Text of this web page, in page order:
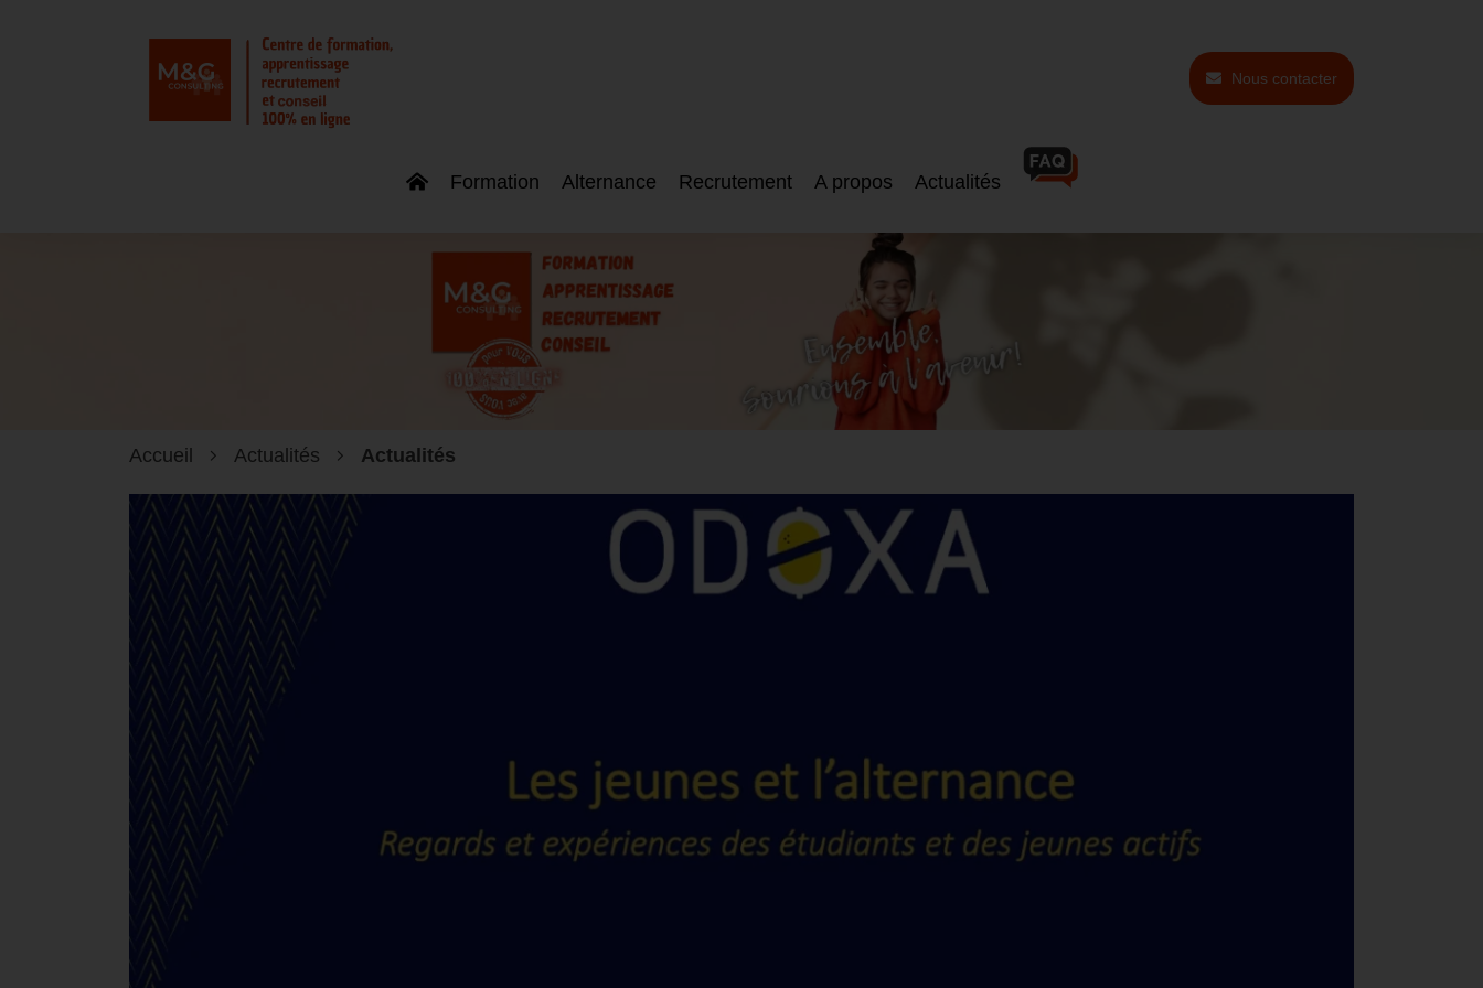
Nous contacter
Formation Alternance Recrutement A propos Actualités
Accueil Actualités Actualités